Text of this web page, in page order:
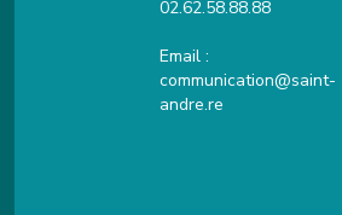
02.62.58.88.88
Email :
communication@saint-
andre.re